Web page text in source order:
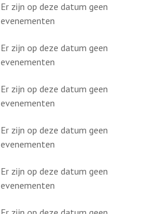
Er zijn op deze datum geen
evenementen
Er zijn op deze datum geen
evenementen
Er zijn op deze datum geen
evenementen
Er zijn op deze datum geen
evenementen
Er zijn op deze datum geen
evenementen